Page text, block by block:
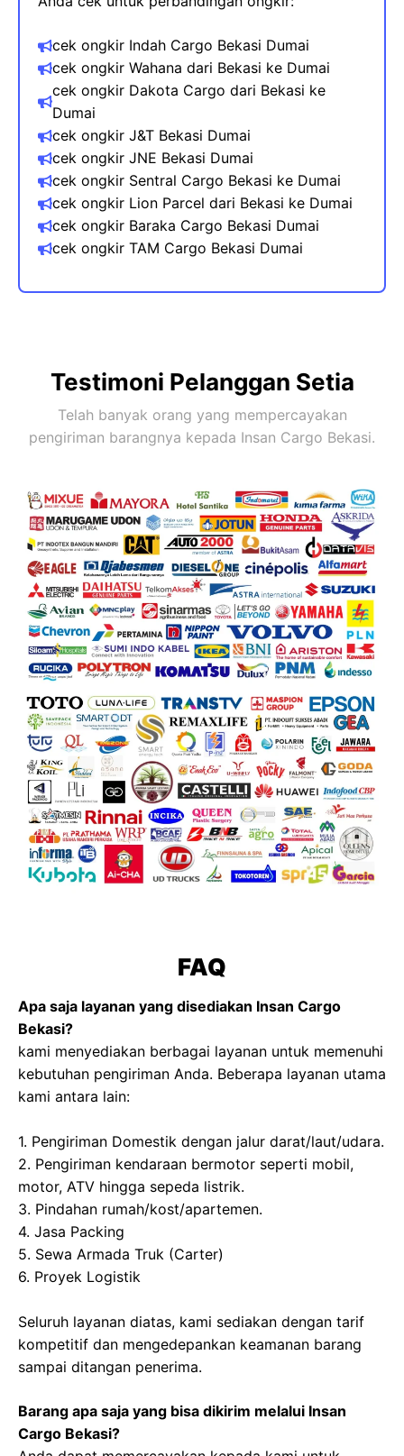
cek ongkir Indah Cargo Bekasi Dumai
cek ongkir Wahana dari Bekasi​ ke Dumai
cek ongkir Dakota Cargo dari Bekasi ke
Dumai
cek ongkir J&T Bekasi Dumai
cek ongkir JNE Bekasi Dumai
cek ongkir Sentral Cargo Bekasi ke Dumai
cek ongkir Lion Parcel dari Bekasi ke Dumai
cek ongkir Baraka Cargo Bekasi Dumai
cek ongkir TAM Cargo Bekasi Dumai
Testimoni Pelanggan Setia
Telah banyak orang yang mempercayakan
pengiriman barangnya kepada Insan Cargo Bekasi.
FAQ
Apa saja layanan yang disediakan Insan Cargo
Bekasi?
kami menyediakan berbagai layanan untuk memenuhi
kebutuhan pengiriman Anda. Beberapa layanan utama
kami antara lain:
1. Pengiriman Domestik dengan jalur darat/laut/udara.
2. Pengiriman kendaraan bermotor seperti mobil,
motor, ATV hingga sepeda listrik.
3. Pindahan rumah/kost/apartemen.
4. Jasa Packing
5. Sewa Armada Truk (Carter)
6. Proyek Logistik
Seluruh layanan diatas, kami sediakan dengan tarif
kompetitif dan mengedepankan keamanan barang
sampai ditangan penerima.
Barang apa saja yang bisa dikirim melalui Insan
Cargo Bekasi?